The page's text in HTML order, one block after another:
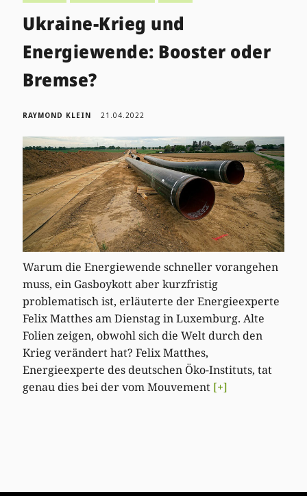
Ukraine-Krieg und
Energiewende: Booster oder
Bremse?
RAYMOND KLEIN 21.04.2022
Warum die Energiewende schneller vorangehen
muss, ein Gasboykott aber kurzfristig
problematisch ist, erläuterte der Energieexperte
Felix Matthes am Dienstag in Luxemburg. Alte
Folien zeigen, obwohl sich die Welt durch den
Krieg verändert hat? Felix Matthes,
Energieexperte des deutschen Öko-Instituts, tat
genau dies bei der vom Mouvement [+]